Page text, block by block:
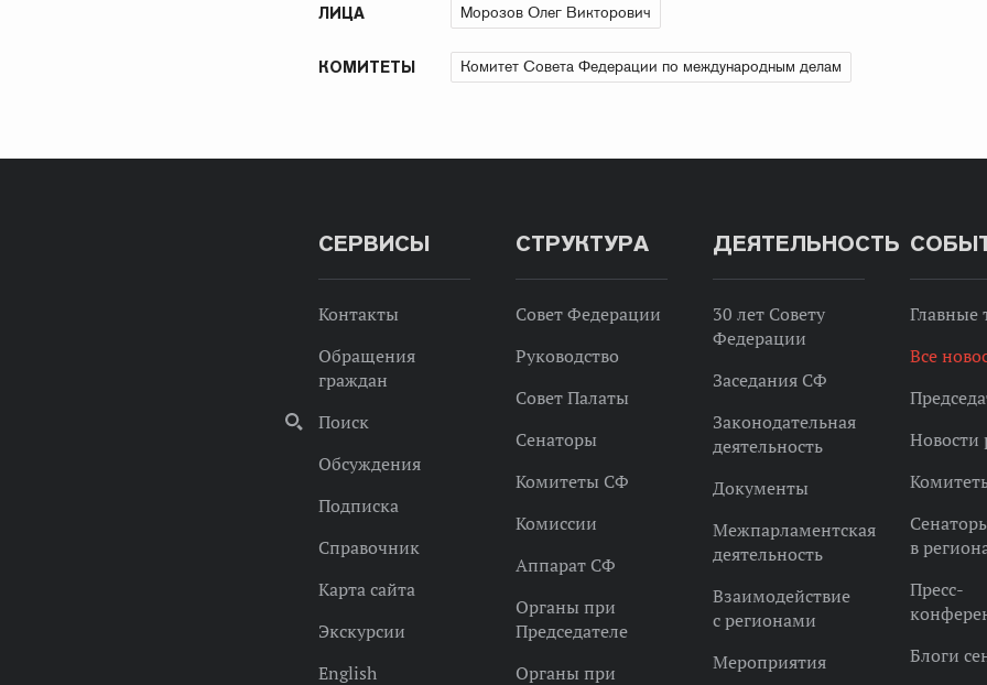
ЛИЦА Морозов Олег Викторович
КОМИТЕТЫ Комитет Совета Федерации по международным делам
СЕРВИСЫ
Контакты
Обращения
граждан
Поиск
Обсуждения
Подписка
Справочник
Карта сайта
Экскурсии
English
СТРУКТУРА
Совет Федерации
Руководство
Совет Палаты
Сенаторы
Комитеты СФ
Комиссии
Аппарат СФ
Органы при
Председателе
Органы при
ДЕЯТЕЛЬНОСТЬ
30 лет Совету
Федерации
Заседания СФ
Законодательная
деятельность
Документы
Межпарламентская
деятельность
Взаимодействие
с регионами
Мероприятия
Главные
Все
Новости
в
Пресс-
Блоги